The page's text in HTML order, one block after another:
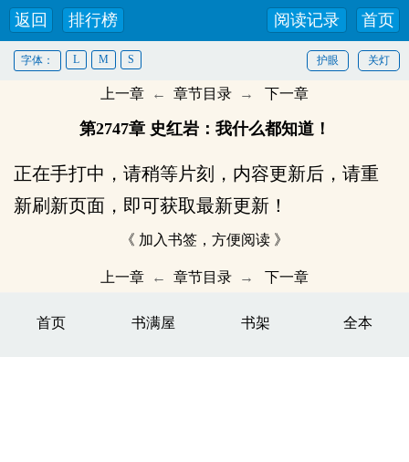
返回 排行榜 首页
阅读记录
关灯
护眼
字体： L M S
上一章 ← 章节目录 → 下一章
第2747章 史红岩：我什么都知道！
正在手打中，请稍等片刻，内容更新后，请重
新刷新页面，即可获取最新更新！
《 加入书签，方便阅读 》
上一章 ← 章节目录 → 下一章
首页 书满屋 书架 全本